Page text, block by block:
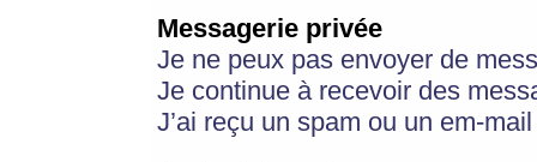
Messagerie privée
Je ne peux pas envoyer de
Je continue à recevoir des
J’ai reçu un spam ou un em-